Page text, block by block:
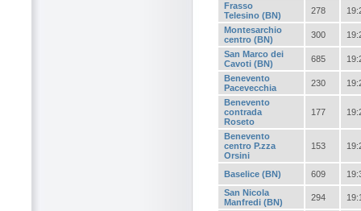
Frasso
Telesino (BN)
278
Montesarchio
centro (BN)
300
San Marco dei
Cavoti (BN)
685
Benevento
Pacevecchia
230
Benevento
contrada
Roseto
177
Benevento
centro P.zza
Orsini
153
Baselice (BN) 609
San Nicola
Manfredi (BN)
294